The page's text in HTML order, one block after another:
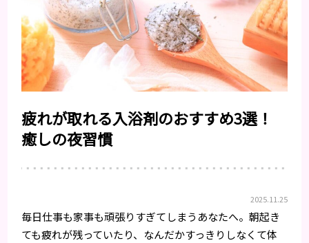
疲れが取れる入浴剤のおすすめ3選！
癒しの夜習慣
2025.11.25
毎日仕事も家事も頑張りすぎてしまうあなたへ。朝起き
ても疲れが残っていたり、なんだかすっきりしなくて体